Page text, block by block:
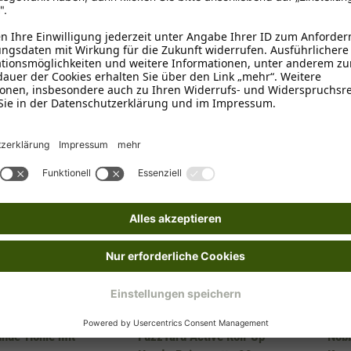
Details Details
1-3
Höhle mit
FUZZYARD Pty Limited
FuzzYard Active Roll-Up